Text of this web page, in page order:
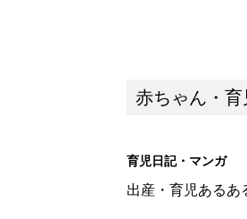
赤ちゃん・
育児日記・マンガ
出産・育児あるあ